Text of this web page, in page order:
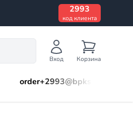
2993
код клиента
Вход Корзина
order+2993@bpks.ru